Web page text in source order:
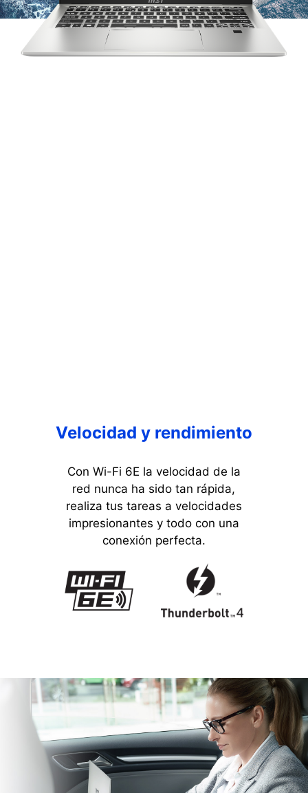
Velocidad y rendimiento
Con Wi-Fi 6E la velocidad de la
red nunca ha sido tan rápida,
realiza tus tareas a velocidades
impresionantes y todo con una
conexión perfecta.